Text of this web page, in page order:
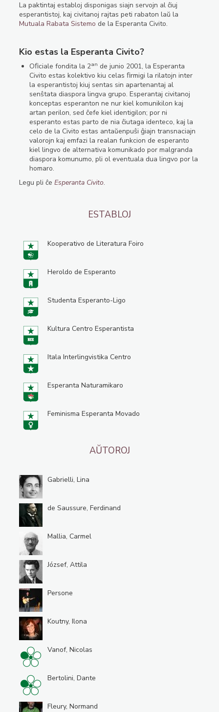
La paktintaj establoj disponigas siajn servojn al ĉiuj
esperantistoj, kaj civitanoj rajtas peti rabaton laŭ la
Mutuala Rabata Sistemo de la Esperanta Civito.
Kio estas la Esperanta Civito?
Oﬁciale fondita la 2an de junio 2001, la Esperanta
Civito estas kolektivo kiu celas ﬁrmigi la rilatojn inter
la esperantistoj kiuj sentas sin apartenantaj al
senŝtata diaspora lingva grupo. Esperantaj civitanoj
konceptas esperanton ne nur kiel komunikilon kaj
artan perilon, sed ĉefe kiel identigilon; por ni
esperanto estas parto de nia ĉiutaga identeco, kaj la
celo de la Civito estas antaŭenpuŝi ĝiajn transnaciajn
valorojn kaj emfazi la realan funkcion de esperanto
kiel lingvo de alternativa komunikado por malgranda
diaspora komunumo, pli ol eventuala dua lingvo por la
homaro.
Legu pli ĉe Esperanta Civito.
ESTABLOJ
Kooperativo de Literatura Foiro
Heroldo de Esperanto
Studenta Esperanto-Ligo
Kultura Centro Esperantista
Itala Interlingvistika Centro
Esperanta Naturamikaro
Feminisma Esperanta Movado
AŬTOROJ
Gabrielli, Lina
de Saussure, Ferdinand
Mallia, Carmel
József, Attila
Persone
Koutny, Ilona
Vanof, Nicolas
Bertolini, Dante
Fleury, Normand